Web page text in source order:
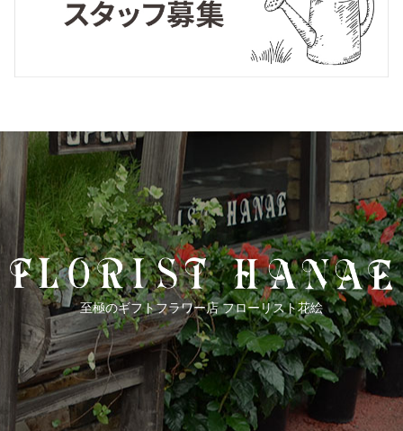
至極のギフトフラワー店 フローリスト花絵